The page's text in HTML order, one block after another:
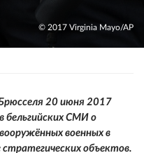
© 2017 Virginia Mayo/AP
20 июня 2017
бельгийских СМИ о
военных в
объектов.